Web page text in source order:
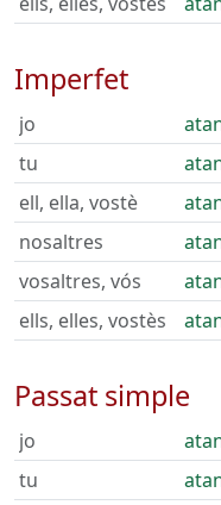
Imperfet
jo
tu
ell, ella, vostè
nosaltres
vosaltres, vós
ells, elles, vostès
Passat simple
jo
tu